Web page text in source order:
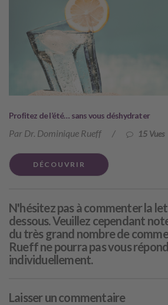
Profitez de l’été… sans vous déshydrater
Par Dr. Dominique Rueff / 15 Vues
DÉCOUVRIR
N'hésitez pas à commenter la
dessous. Veuillez cependant
du très grand nombre de
Rueff ne pourra pas vous
individuellement.
Laisser un commentaire